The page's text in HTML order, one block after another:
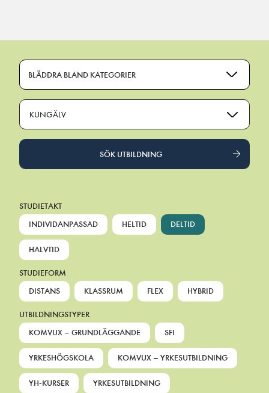
BLÄDDRA BLAND KATEGORIER
KUNGÄLV
SÖK UTBILDNING
STUDIETAKT
INDIVIDANPASSAD
HELTID DELTID
HALVTID
STUDIEFORM
DISTANS
KLASSRUM FLEX HYBRID
UTBILDNINGSTYPER
KOMVUX – GRUNDLÄGGANDE
SFI
YRKESHÖGSKOLA KOMVUX – YRKESUTBILDNING
YH-KURSER YRKESUTBILDNING